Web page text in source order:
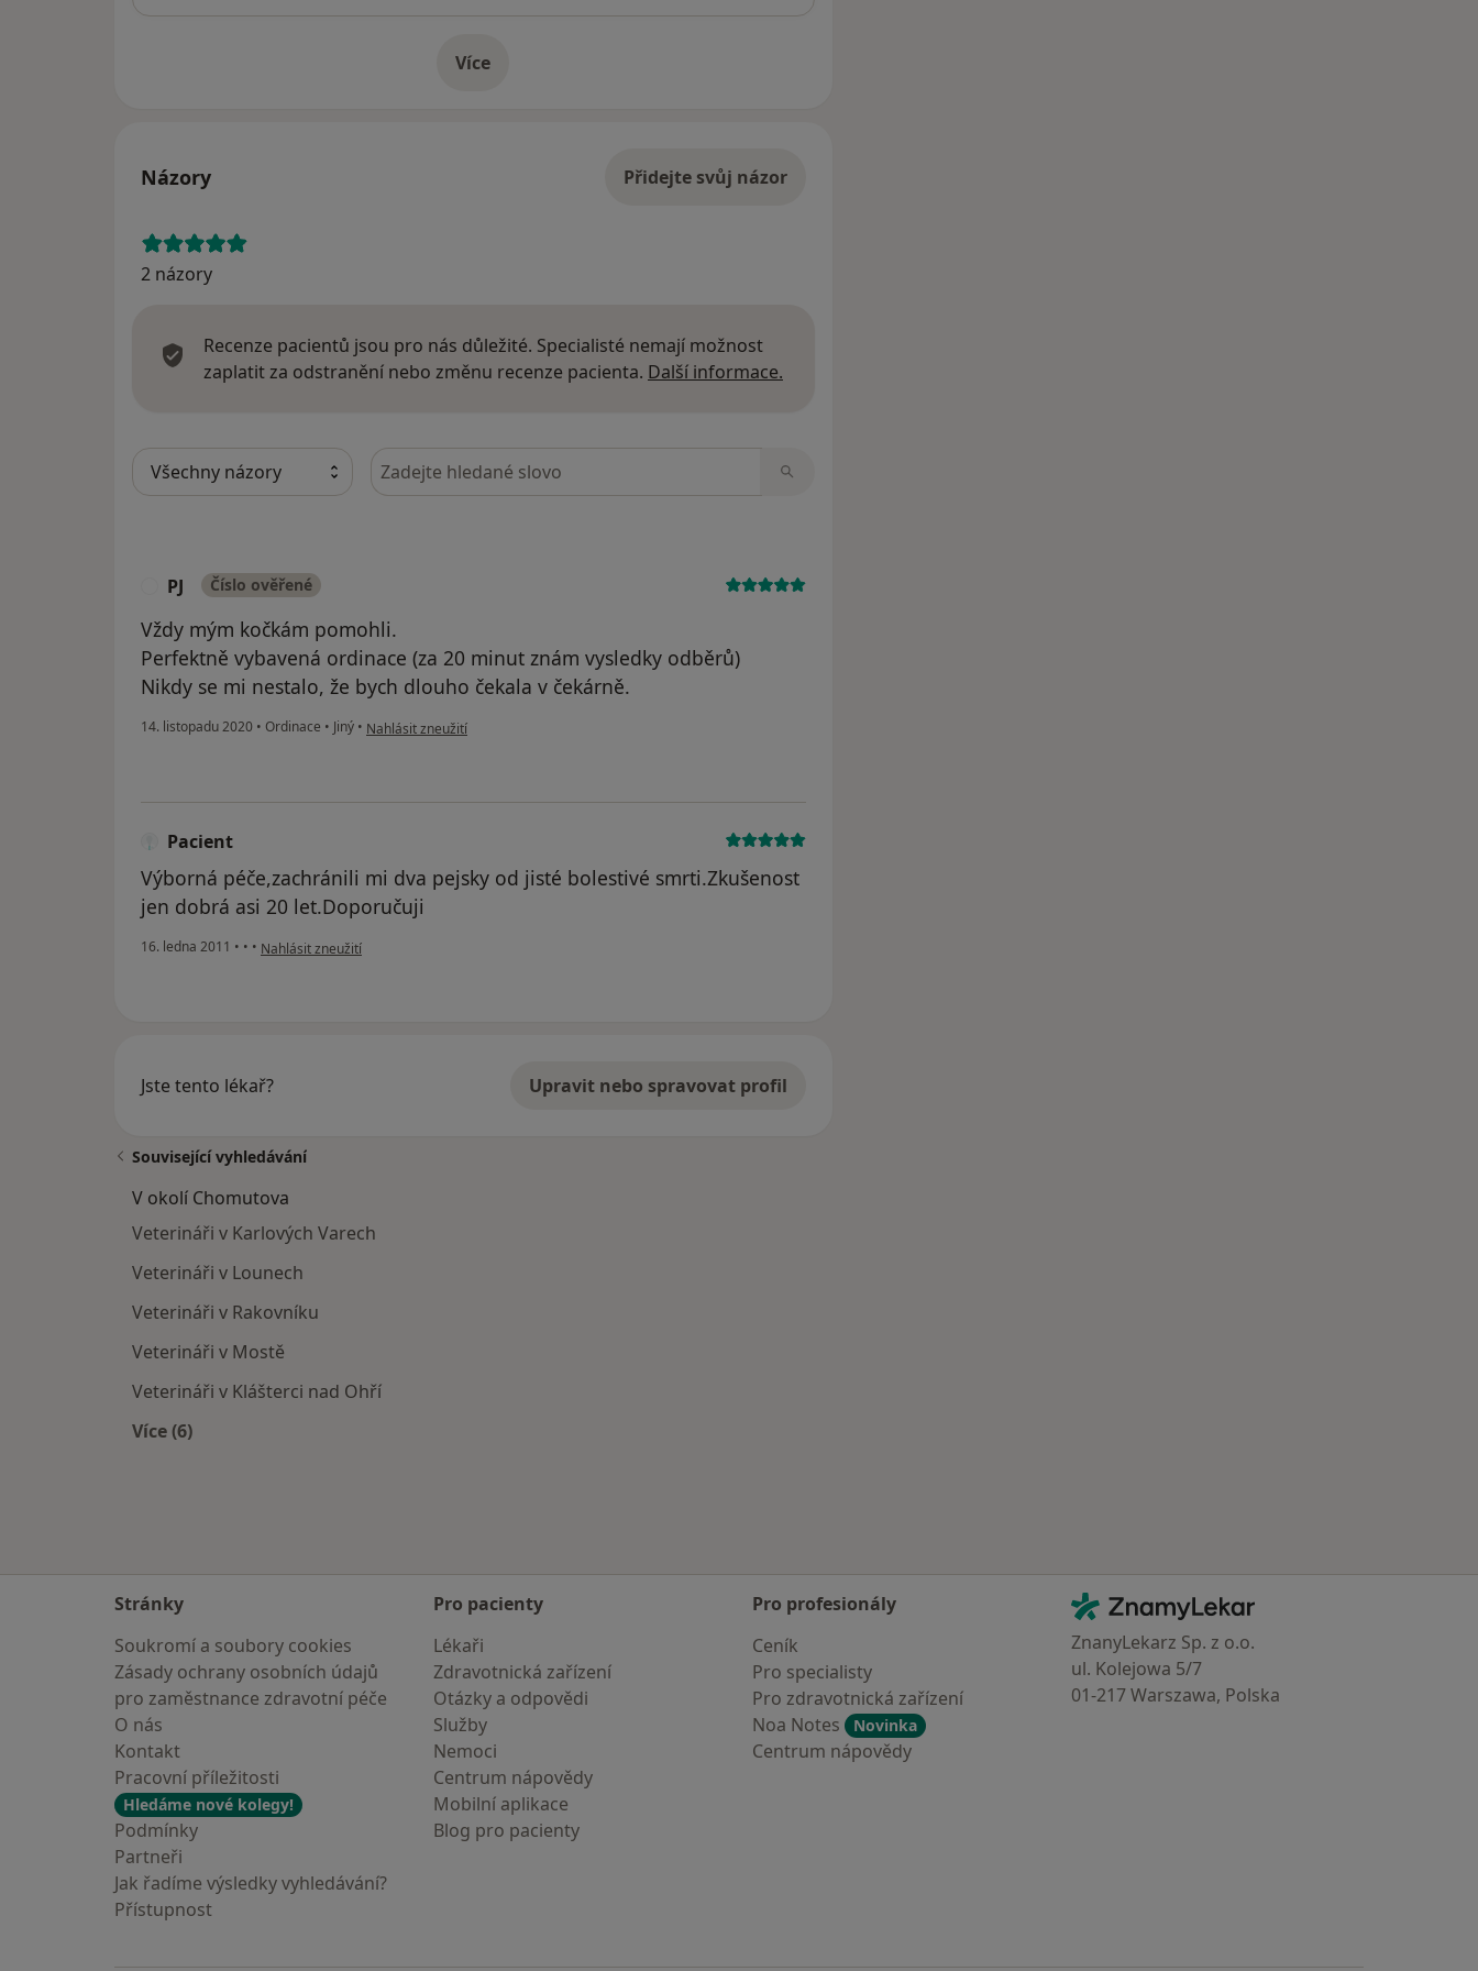
Víceo adrese
Názory Přidejte svůj názor
2 názory
Recenze pacientů jsou pro nás důležité. Specialisté nemají možnost
zaplatit za odstranění nebo změnu recenze pacienta. Další informace.
Hledejte v názorech
PJ Číslo ověřené
Vždy mým kočkám pomohli.
Perfektně vybavená ordinace (za 20 minut znám vysledky odběrů)
Nikdy se mi nestalo, že bych dlouho čekala v čekárně.
14. listopadu 2020 • Ordinace • Jiný • podle názoru uživatele PJ
Nahlásit zneužití
Pacient
Výborná péče,zachránili mi dva pejsky od jisté bolestivé smrti.Zkušenost
jen dobrá asi 20 let.Doporučuji
16. ledna 2011 • • • podle názoru uživatele Pacient
Nahlásit zneužití
Jste tento lékař? Upravit nebo spravovat profil
Související vyhledávání
V okolí Chomutova
Veterináři v Karlových Varech
Veterináři v Lounech
Veterináři v Rakovníku
Veterináři v Mostě
Veterináři v Klášterci nad Ohří
Více (6)
Stránky
Soukromí a soubory cookies
Zásady ochrany osobních údajů
pro zaměstnance zdravotní péče
O nás
Kontakt
Pracovní příležitosti
Hledáme nové kolegy!
Podmínky
Partneři
Jak řadíme výsledky vyhledávání?
Přístupnost
Pro pacienty
Lékaři
Zdravotnická zařízení
Otázky a odpovědi
Služby
Nemoci
Centrum nápovědy
Mobilní aplikace
Blog pro pacienty
Pro profesionály
Ceník
Pro specialisty
Pro zdravotnická zařízení
Noa Notes
Novinka
Centrum nápovědy
Kontakt
ZnamyLekar - Hlavní stránka
ZnanyLekarz Sp. z o.o.
ul. Kolejowa 5/7
01-217 Warszawa, Polska